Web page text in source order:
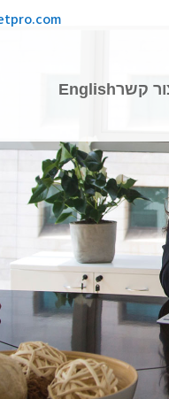
קשרEnglish